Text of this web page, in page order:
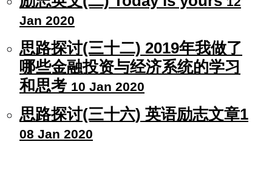
Jan 2020
思路探讨(三十二) 2019年我做了
哪些金融投资与经济系统的学习
和思考 10 Jan 2020
思路探讨(三十六) 英语励志文章1
08 Jan 2020